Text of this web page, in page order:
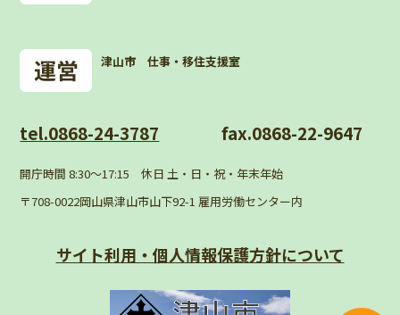
津山市 仕事・移住支援室
tel.0868-24-3787 fax.0868-22-9647
開庁時間 8:30〜17:15 休日 土・日・祝・年末年始
〒708-0022岡山県津山市山下92-1 雇用労働センター内
サイト利用・個人情報保護方針について